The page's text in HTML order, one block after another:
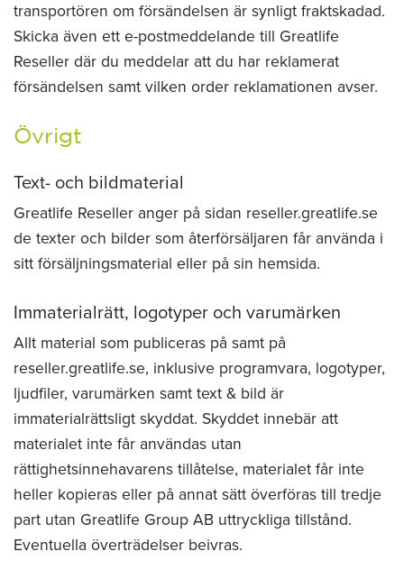
transportören om försändelsen är synligt fraktskadad.
Skicka även ett e-postmeddelande till Greatlife
Reseller där du meddelar att du har reklamerat
försändelsen samt vilken order reklamationen avser.
Övrigt
Text- och bildmaterial
Greatlife Reseller anger på sidan reseller.greatlife.se
de texter och bilder som återförsäljaren får använda i
sitt försäljningsmaterial eller på sin hemsida.
Immaterialrätt, logotyper och varumärken
Allt material som publiceras på samt på
reseller.greatlife.se, inklusive programvara, logotyper,
ljudfiler, varumärken samt text & bild är
immaterialrättsligt skyddat. Skyddet innebär att
materialet inte får användas utan
rättighetsinnehavarens tillåtelse, materialet får inte
heller kopieras eller på annat sätt överföras till tredje
part utan Greatlife Group AB uttryckliga tillstånd.
Eventuella överträdelser beivras.